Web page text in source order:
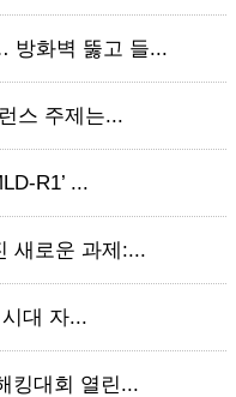
방화벽 뚫고 들...
스 주제는...
R1’ ...
새로운 과제:...
대 자...
킹대회 열린...